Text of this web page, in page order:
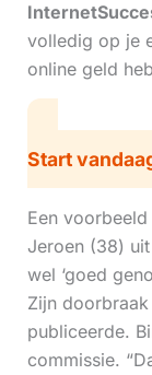
volledig op je
online geld
Start
Een
Jeroen (38)
wel ‘goed
Zijn
publiceerde.
commissie.